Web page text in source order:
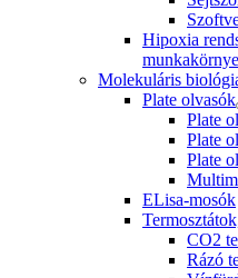
Hipoxia
Molekuláris
Plate olvasók
Plate
Plate
Plate
ELisa-mosók
CO2
Rázó